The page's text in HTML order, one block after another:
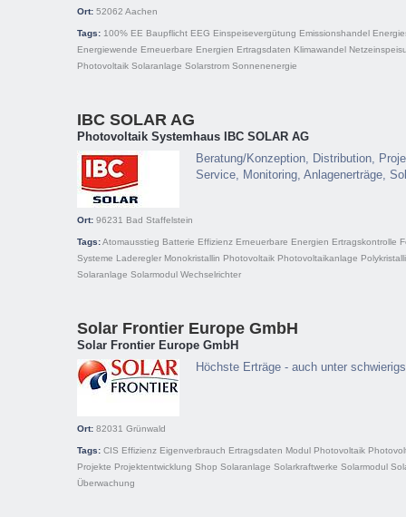
Ort: 52062 Aachen
Tags: 100% EE Baupflicht EEG Einspeisevergütung Emissionshandel
Energiewende Erneuerbare Energien Ertragsdaten Klimawandel
Photovoltaik Solaranlage Solarstrom Sonnenenergie
IBC SOLAR AG
Photovoltaik Systemhaus IBC SOLAR AG
Beratung/Konzeption, Distribution,
Service, Monitoring, Anlagenerträge,
Ort: 96231 Bad Staffelstein
Tags:Atomausstieg Batterie Effizienz Erneuerbare Energien Ertragskontrolle
Systeme Laderegler Monokristallin Photovoltaik Photovoltaikanlage
Solaranlage Solarmodul Wechselrichter
Solar Frontier Europe GmbH
Solar Frontier Europe GmbH
Höchste Erträge - auch unter
Ort: 82031 Grünwald
Tags: CIS Effizienz Eigenverbrauch Ertragsdaten Modul Photovoltaik
Projekte Projektentwicklung Shop Solaranlage Solarkraftwerke Solarmodul
Überwachung